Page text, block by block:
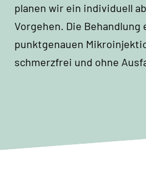
planen wir ein individuell
Vorgehen. Die
punktgenauen
schmerzfrei und ohne